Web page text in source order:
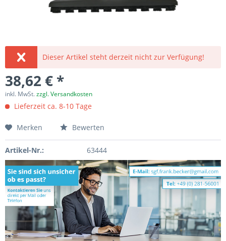
Dieser Artikel steht derzeit nicht zur Verfügung!
38,62 € *
inkl. MwSt.zzgl. Versandkosten
Lieferzeit ca. 8-10 Tage
Merken Bewerten
Artikel-Nr.: 63444